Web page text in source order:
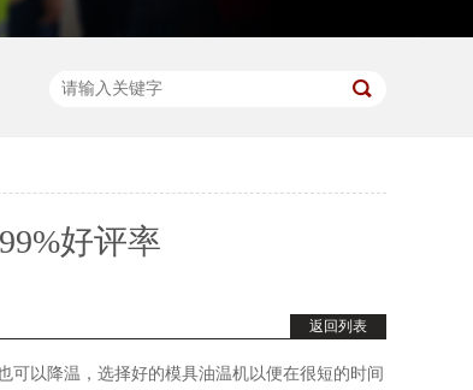
好评率
返回列表
以降温，选择好的模具油温机以便在很短的时间